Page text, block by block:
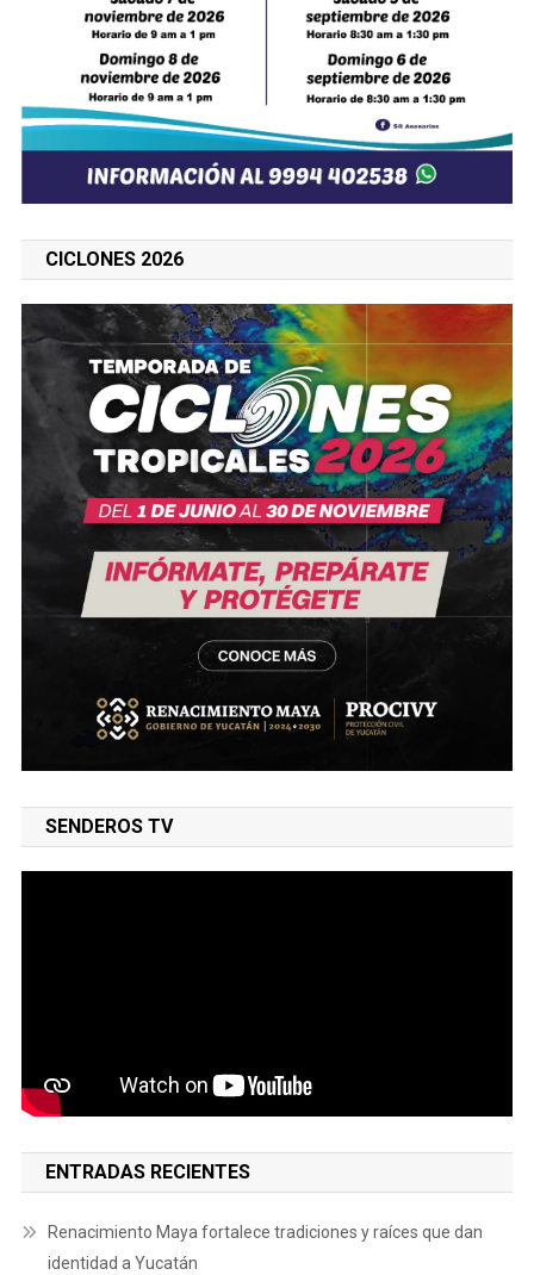
CICLONES 2026
SENDEROS TV
ENTRADAS RECIENTES
Renacimiento Maya fortalece tradiciones y raíces que dan
identidad a Yucatán